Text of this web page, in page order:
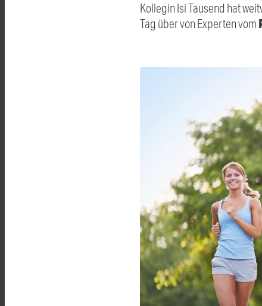
Kollegin Isi Tausend hat
Tag über von Experten vom